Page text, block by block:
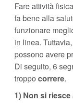
Fare attività
fa bene alla
funzionare
in linea.
possono avere
Di seguito, 6
troppo correre.
1) Non si